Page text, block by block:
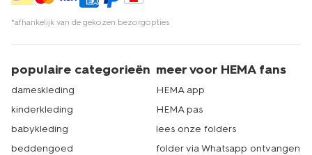
*afhankelijk van de gekozen bezorgopties
populaire categorieën
dameskleding
kinderkleding
babykleding
beddengoed
meer voor HEMA fans
HEMA app
HEMA pas
lees onze folders
folder via Whatsapp ontvangen